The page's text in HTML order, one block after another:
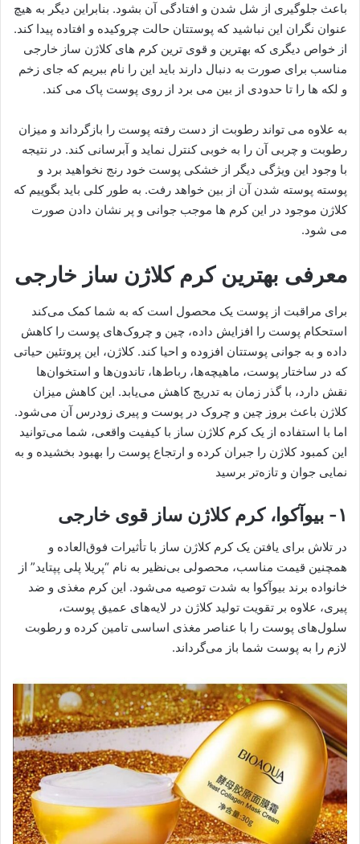
باعث جلوگیری از شل شدن و افتادگی آن بشود. بنابراین دیگر به هیچ
عنوان نگران این نباشید که پوستتان حالت چروکیده و افتاده پیدا کند.
از خواص دیگری که بهترین و قوی ترین کرم های کلاژن ساز خارجی
مناسب برای صورت به دنبال دارند باید این را نام ببریم که جای زخم
و لکه ها را تا حدودی از بین می برد از روی پوست پاک می کند.
به علاوه می تواند رطوبت از دست رفته پوست را بازگرداند و میزان
رطوبت و چربی آن را به خوبی کنترل نماید و آبرسانی کند. در نتیجه
با وجود این ویژگی دیگر از خشکی پوست خود رنج نخواهید برد و
پوسته پوسته شدن آن از بین خواهد رفت. به طور کلی باید بگوییم که
کلاژن موجود در این کرم ها موجب جوانی و پر نشان دادن صورت
می شود.
معرفی بهترین کرم کلاژن ساز خارجی
برای مراقبت از پوست یک محصول است که به شما کمک می‌کند
استحکام پوست را افزایش داده، چین و چروک‌های پوست را کاهش
داده و به جوانی پوستتان افزوده و احیا کند. کلاژن، این پروتئین حیاتی
که در ساختار پوست، ماهیچه‌ها، رباط‌ها، تاندون‌ها و استخوان‌ها
نقش دارد، با گذر زمان به تدریج کاهش می‌یابد. این کاهش میزان
کلاژن باعث بروز چین و چروک در پوست و پیری زودرس آن می‌شود.
اما با استفاده از یک کرم کلاژن ساز با کیفیت واقعی، شما می‌توانید
این کمبود کلاژن را جبران کرده و ارتجاع پوست را بهبود بخشیده و به
نمایی جوان و تازه‌تر برسید
۱- بیوآکوا، کرم کلاژن ساز قوی خارجی
در تلاش برای یافتن یک کرم کلاژن ساز با تأثیرات فوق‌العاده و
همچنین قیمت مناسب، محصولی بی‌نظیر به نام “پریلا پلی پپتاید” از
خانواده برند بیوآکوا به شدت توصیه می‌شود. این کرم مغذی و ضد
پیری، علاوه بر تقویت تولید کلاژن در لایه‌های عمیق پوست،
سلول‌های پوست را با عناصر مغذی اساسی تامین کرده و رطوبت
لازم را به پوست شما باز می‌گرداند.